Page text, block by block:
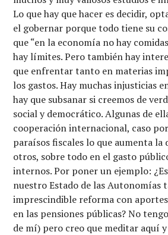
Lo que hay que hacer es decidir,
el gobernar porque todo tiene su
que “en la economía no hay
hay límites. Pero también hay
que enfrentar tanto en materias
los gastos. Hay muchas injusticias
hay que subsanar si creemos de
social y democrático. Algunas de
cooperación internacional, caso
paraísos fiscales lo que aumenta la
otros, sobre todo en el gasto
internos. Por poner un ejemplo:
nuestro Estado de las Autonomías
imprescindible reforma con
en las pensiones públicas? No
de mí) pero creo que meditar aquí